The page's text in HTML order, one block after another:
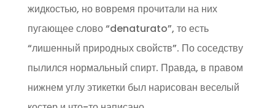
жидкостью, но вовремя прочитали на них
пугающее слово “denaturato”, то есть
“лишенный природных свойств”. По соседству
пылился нормальный спирт. Правда, в правом
нижнем углу этикетки был нарисован веселый